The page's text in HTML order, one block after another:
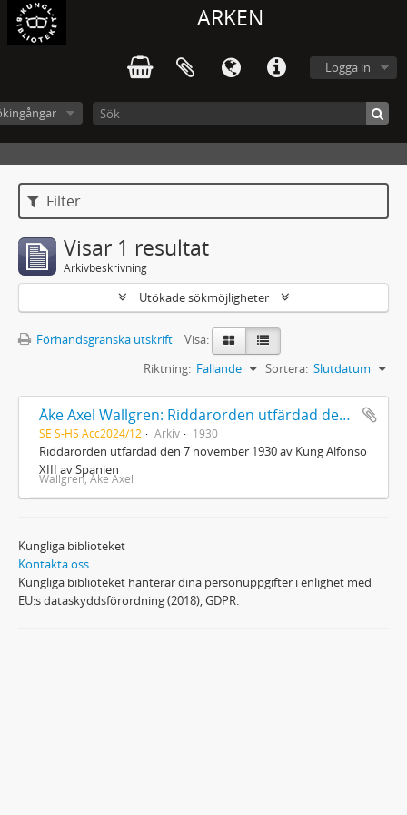
ARKEN
Logga in
Filter
Visar 1 resultat
Arkivbeskrivning
Utökade sökmöjligheter
Förhandsgranska utskrift
Visa:
Sortera: Slutdatum
Riktning: Fallande
Åke Axel Wallgren: Riddarorden utfärdad den 7 november 1930 av Kung Alfonso XIII av Spanien
SE S-HS Acc2024/12 Arkiv 1930
Riddarorden utfärdad den 7 november 1930 av Kung Alfonso
XIII av Spanien
Wallgren, Åke Axel
Kungliga biblioteket
Kontakta oss
Kungliga biblioteket hanterar dina personuppgifter i enlighet med
EU:s dataskyddsförordning (2018), GDPR.